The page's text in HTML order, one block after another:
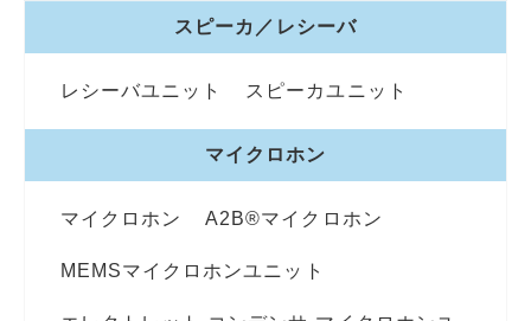
スピーカ／レシーバ
レシーバユニット スピーカユニット
マイクロホン
マイクロホン A2B®マイクロホン
MEMSマイクロホンユニット